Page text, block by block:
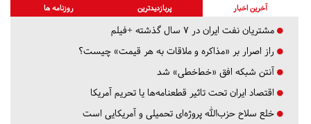
آخرین اخبار پربازدیدترین روزنامه ها
مشتریان نفت ایران در ۷ سال گذشته +فیلم
راز اصرار بر «مذاکره و ملاقات به هر قیمت» چیست؟
آنتن شبکه افق «خط‌خطی» شد
اقتصاد ایران تحت تاثیر قطعنامه‌ها یا تحریم‌ آمریکا
خلع سلاح حزب‌الله پروژه‌ای تحمیلی و آمریکایی است